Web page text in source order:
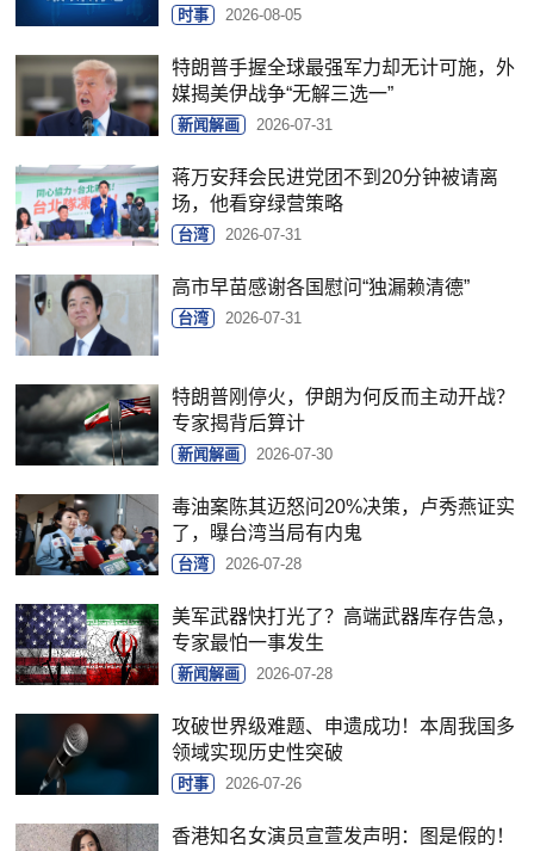
时事 2026-08-05
特朗普手握全球最强军力却无计可施，外
媒揭美伊战争“无解三选一”
新闻解画 2026-07-31
蒋万安拜会民进党团不到20分钟被请离
场，他看穿绿营策略
台湾 2026-07-31
高市早苗感谢各国慰问“独漏赖清德”
台湾 2026-07-31
特朗普刚停火，伊朗为何反而主动开战？
专家揭背后算计
新闻解画 2026-07-30
毒油案陈其迈怒问20%决策，卢秀燕证实
了，曝台湾当局有内鬼
台湾 2026-07-28
美军武器快打光了？高端武器库存告急，
专家最怕一事发生
新闻解画 2026-07-28
攻破世界级难题、申遗成功！本周我国多
领域实现历史性突破
时事 2026-07-26
香港知名女演员宣萱发声明：图是假的！